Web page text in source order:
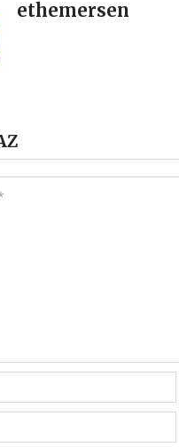
ethemersen